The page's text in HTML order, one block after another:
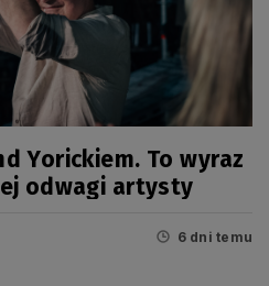
Yorickiem. To wyraz
odwagi artysty
6 dni temu